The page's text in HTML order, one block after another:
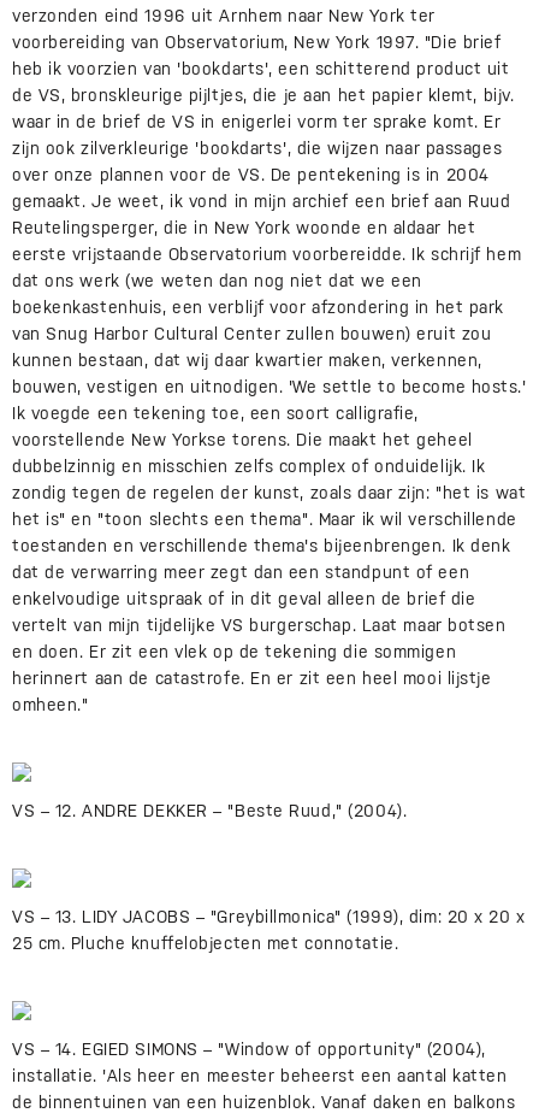
verzonden eind 1996 uit Arnhem naar New York ter
voorbereiding van Observatorium, New York 1997. "Die brief
heb ik voorzien van 'bookdarts', een schitterend product uit
de VS, bronskleurige pijltjes, die je aan het papier klemt, bijv.
waar in de brief de VS in enigerlei vorm ter sprake komt. Er
zijn ook zilverkleurige 'bookdarts', die wijzen naar passages
over onze plannen voor de VS. De pentekening is in 2004
gemaakt. Je weet, ik vond in mijn archief een brief aan Ruud
Reutelingsperger, die in New York woonde en aldaar het
eerste vrijstaande Observatorium voorbereidde. Ik schrijf hem
dat ons werk (we weten dan nog niet dat we een
boekenkastenhuis, een verblijf voor afzondering in het park
van Snug Harbor Cultural Center zullen bouwen) eruit zou
kunnen bestaan, dat wij daar kwartier maken, verkennen,
bouwen, vestigen en uitnodigen. 'We settle to become hosts.'
Ik voegde een tekening toe, een soort calligrafie,
voorstellende New Yorkse torens. Die maakt het geheel
dubbelzinnig en misschien zelfs complex of onduidelijk. Ik
zondig tegen de regelen der kunst, zoals daar zijn: "het is wat
het is" en "toon slechts een thema". Maar ik wil verschillende
toestanden en verschillende thema's bijeenbrengen. Ik denk
dat de verwarring meer zegt dan een standpunt of een
enkelvoudige uitspraak of in dit geval alleen de brief die
vertelt van mijn tijdelijke VS burgerschap. Laat maar botsen
en doen. Er zit een vlek op de tekening die sommigen
herinnert aan de catastrofe. En er zit een heel mooi lijstje
omheen."
VS – 12. ANDRE DEKKER – "Beste Ruud," (2004).
VS – 13. LIDY JACOBS – "Greybillmonica" (1999), dim: 20 x 20 x
25 cm. Pluche knuffelobjecten met connotatie.
VS – 14. EGIED SIMONS – "Window of opportunity" (2004),
installatie. 'Als heer en meester beheerst een aantal katten
de binnentuinen van een huizenblok. Vanaf daken en balkons